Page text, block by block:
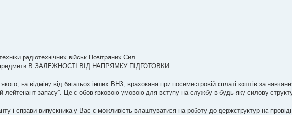
радіотехнічних військ Повітряних Сил.
предмети В ЗАЛЕЖНОСТІ ВІД НАПРЯМКУ ПІДГОТОВКИ
на відміну від багатьох інших ВНЗ, врахована при посеместровій сплаті коштів за
лейтенант запасу”. Це є обов’язковою умовою для вступу на службу в будь-яку силову
і справи випускника у Вас є можливість влаштуватися на роботу до держструктур на